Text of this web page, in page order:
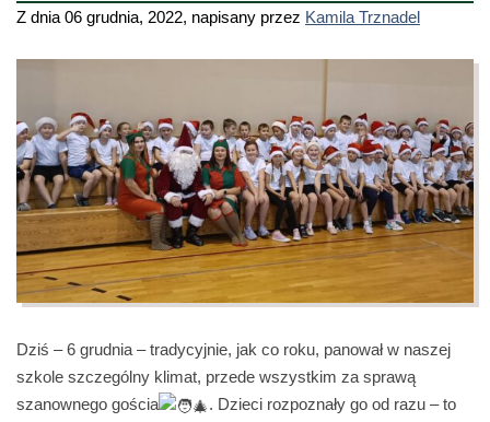
Z dnia 06 grudnia, 2022, napisany przez Kamila Trznadel
Dziś – 6 grudnia – tradycyjnie, jak co roku, panował w naszej
szkole szczególny klimat, przede wszystkim za sprawą
szanownego gościa
. Dzieci rozpoznały go od razu – to